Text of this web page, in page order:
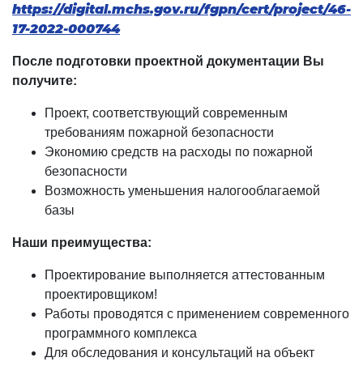
https://digital.mchs.gov.ru/fgpn/cert/project/46-
17-2022-000744
После подготовки проектной документации Вы
получите:
Проект, соответствующий современным
требованиям пожарной безопасности
Экономию средств на расходы по пожарной
безопасности
Возможность уменьшения налогооблагаемой
базы
Наши преимущества:
Проектирование выполняется аттестованным
проектировщиком!
Работы проводятся с применением современного
программного комплекса
Для обследования и консультаций на объект